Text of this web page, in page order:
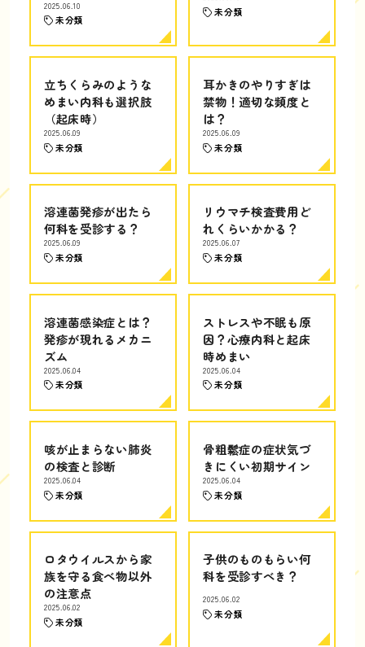
2025.06.10
未分類
未分類
立ちくらみのような
めまい内科も選択肢
（起床時）
2025.06.09
未分類
耳かきのやりすぎは
禁物！適切な頻度と
は？
2025.06.09
未分類
溶連菌発疹が出たら
何科を受診する？
2025.06.09
未分類
リウマチ検査費用ど
れくらいかかる？
2025.06.07
未分類
溶連菌感染症とは？
発疹が現れるメカニ
ズム
2025.06.04
未分類
ストレスや不眠も原
因？心療内科と起床
時めまい
2025.06.04
未分類
咳が止まらない肺炎
の検査と診断
2025.06.04
未分類
骨粗鬆症の症状気づ
きにくい初期サイン
2025.06.04
未分類
ロタウイルスから家
族を守る食べ物以外
の注意点
2025.06.02
未分類
子供のものもらい何
科を受診すべき？
2025.06.02
未分類